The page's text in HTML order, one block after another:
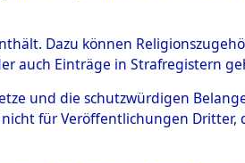
0111Dazu können
auch Einträge in Strafregistern
und die schutzwürdigen
für Veröffentlichungen Dritter,